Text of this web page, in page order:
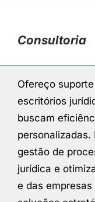
Consultoria
Ofereço
escritórios
buscam
gestão de
jurídica e
e das